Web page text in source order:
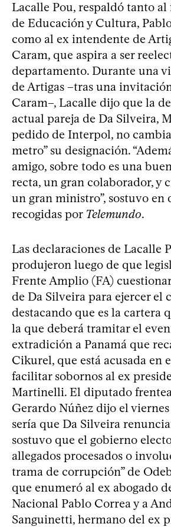
Lacalle Pou, respaldó tanto
de Educación y Cultura,
como al ex intendente de
Caram, que aspira a ser
departamento. Durante una
de Artigas –tras una
Caram–, Lacalle dijo que la
actual pareja de Da Silveira,
pedido de Interpol, no
metro” su designación.
amigo, sobre todo es una
recta, un gran colaborador, y
un gran ministro”, sostuvo en
recogidas por Telemundo.
Las declaraciones de Lacalle
produjeron luego de que
Frente Amplio (FA)
de Da Silveira para ejercer el
destacando que es la cartera
la que deberá tramitar el
extradición a Panamá que
Cikurel, que está acusada en
facilitar sobornos al ex
Martinelli. El diputado
Gerardo Núñez dijo el
sería que Da Silveira
sostuvo que el gobierno
allegados procesados o
trama de corrupción” de
que enumeró al ex abogado
Nacional Pablo Correa y a
Sanguinetti, hermano del ex